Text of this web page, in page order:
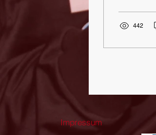
Der
für immer
442
Impressum